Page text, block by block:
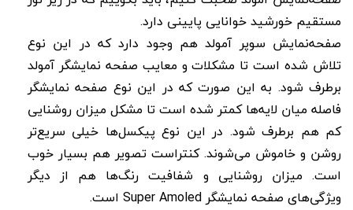
مستقیم خورشید خوانایی پایینی دارد.
صفحه‌نمایش سوپر آمولد هم وجود دارد که در این نوع
تلاش شده است تا مشکلات و معایب صفحه نمایشگر آمولد
برطرف شود. به این صورت که در این نوع صفحه نمایشگر
فاصله میان لایه‌ها کمتر شده است تا مشکل میزان روشنایی
کم هم برطرف شود. در این نوع پیکسل‌ها خیلی سریع‌تر
روشن و خاموش می‌شوند. کنتراست تصویر هم بسیار خوب
است. میزان روشنایی و شفافیت رنگ‌ها هم از دیگر
ویژگی‌های صفحه نمایشگر Super Amoled است.